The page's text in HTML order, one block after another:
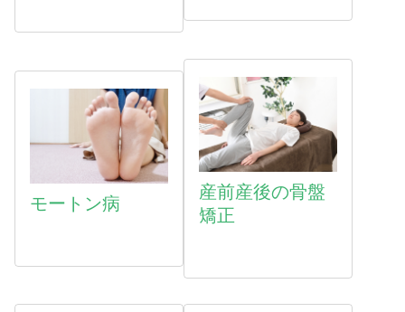
モートン病
産前産後の骨盤
矯正